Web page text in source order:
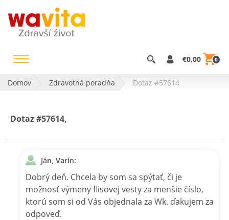
€0,00 0
Domov Zdravotná poradňa Dotaz #57614
Dotaz #57614,
Ján, Varín:
Dobrý deň. Chcela by som sa spýtať, či je
možnosť výmeny flisovej vesty za menšie číslo,
ktorú som si od Vás objednala za Wk. ďakujem za
odpoveď.